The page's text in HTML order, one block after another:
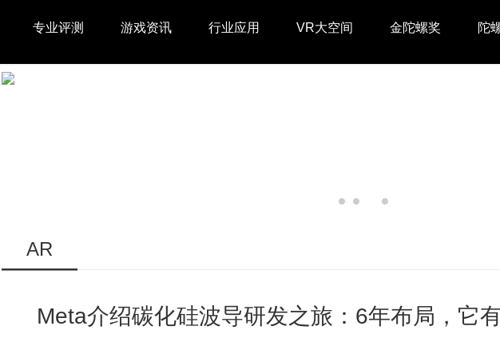
专业评测 游戏资讯 行业应用 VR大空间 金陀螺奖 陀
AR
Meta介绍碳化硅波导研发之旅：6年布局，它